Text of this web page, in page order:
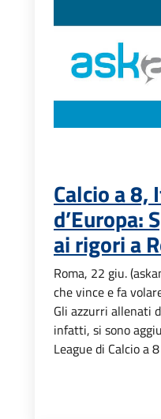
Calcio a 8,
d’Europa:
ai rigori a
Roma, 22 giu.
che vince e fa
Gli azzurri allenati
infatti, si sono
League di Calcio a